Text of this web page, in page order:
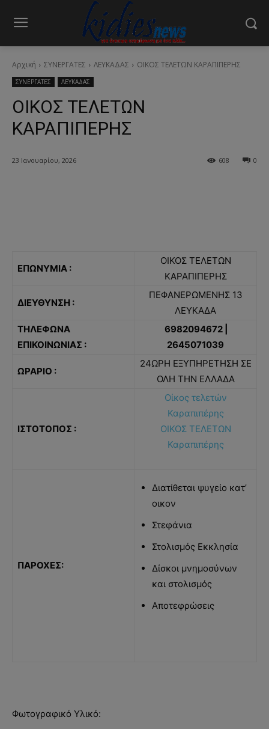
Αρχική ΣΥΝΕΡΓΑΤΕΣ ΛΕΥΚΑΔΑΣ ΟΙΚΟΣ ΤΕΛΕΤΩΝ ΚΑΡΑΠΙΠΕΡΗΣ
ΣΥΝΕΡΓΑΤΕΣ ΛΕΥΚΑΔΑΣ
ΟΙΚΟΣ ΤΕΛΕΤΩΝ
ΚΑΡΑΠΙΠΕΡΗΣ
23 Ιανουαρίου, 2026 0
608
ΕΠΩΝΥΜΙΑ :
ΟΙΚΟΣ ΤΕΛΕΤΩΝ
ΚΑΡΑΠΙΠΕΡΗΣ
ΔΙΕΥΘΥΝΣΗ :
ΠΕΦΑΝΕΡΩΜΕΝΗΣ 13
ΛΕΥΚΑΔΑ
ΤΗΛΕΦΩΝΑ
ΕΠΙΚΟΙΝΩΝΙΑΣ :
6982094672 |
2645071039
ΩΡΑΡΙΟ :
24ΩΡΗ ΕΞΥΠΗΡΕΤΗΣΗ ΣΕ
ΟΛΗ ΤΗΝ ΕΛΛΑΔΑ
ΙΣΤΟΤΟΠΟΣ :
Οίκος τελετών
Καραπιπέρης
ΟΙΚΟΣ ΤΕΛΕΤΩΝ
Καραπιπέρης
ΠΑΡΟΧΕΣ:
Διατίθεται ψυγείο κατ’
οικον
Στεφάνια
Στολισμός Εκκλησία
Δίσκοι μνημοσύνων
και στολισμός
Αποτεφρώσεις
Φωτογραφικό Υλικό: